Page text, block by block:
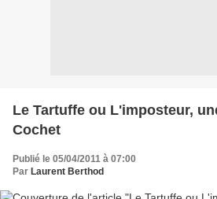
Le Tartuffe ou L'imposteur,
Cochet
Publié le 05/04/2011 à 07:00
Par Laurent Berthod